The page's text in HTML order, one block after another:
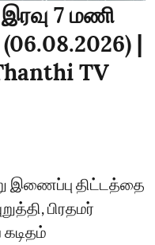
7 மணி
|
TV
இணைப்பு திட்டத்தை
பிரதமர்